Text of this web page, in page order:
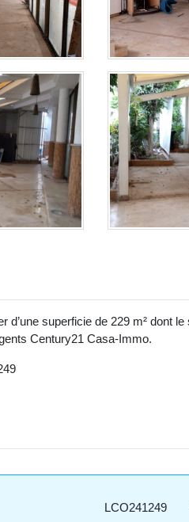
d’une superficie de 229 m² dont
Century21 Casa-Immo.
LCO241249